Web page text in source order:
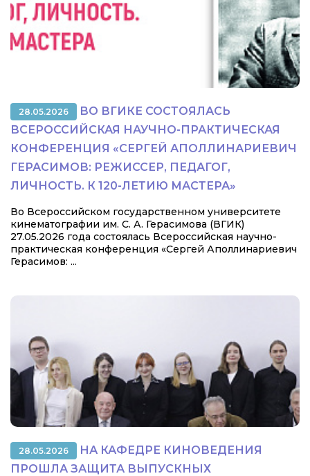
28.05.2026
ВО ВГИКЕ СОСТОЯЛАСЬ
ВСЕРОССИЙСКАЯ НАУЧНО-ПРАКТИЧЕСКАЯ
КОНФЕРЕНЦИЯ «СЕРГЕЙ АПОЛЛИНАРИЕВИЧ
ГЕРАСИМОВ: РЕЖИССЕР, ПЕДАГОГ,
ЛИЧНОСТЬ. К 120-ЛЕТИЮ МАСТЕРА»
Во Всероссийском государственном университете
кинематографии им. С. А. Герасимова (ВГИК)
27.05.2026 года состоялась Всероссийская научно-
практическая конференция «Сергей Аполлинариевич
Герасимов: ...
28.05.2026
НА КАФЕДРЕ КИНОВЕДЕНИЯ
ПРОШЛА ЗАЩИТА ВЫПУСКНЫХ